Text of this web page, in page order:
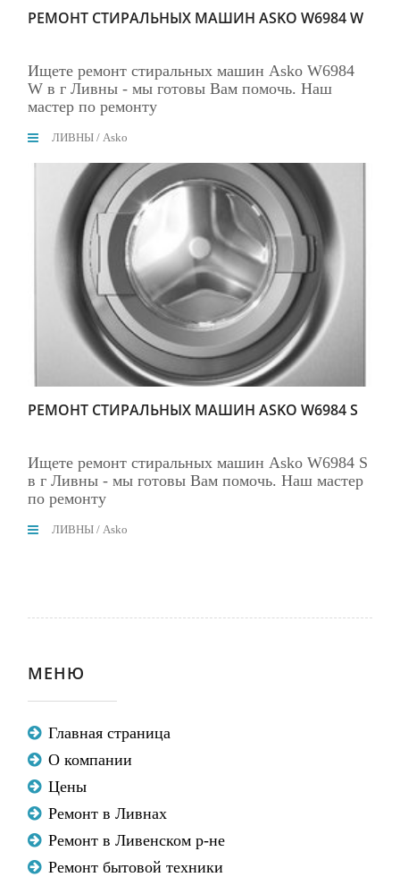
РЕМОНТ СТИРАЛЬНЫХ МАШИН ASKO W6984 W
Ищете ремонт стиральных машин Asko W6984
W в г Ливны - мы готовы Вам помочь. Наш
мастер по ремонту
ЛИВНЫ /Asko
РЕМОНТ СТИРАЛЬНЫХ МАШИН ASKO W6984 S
Ищете ремонт стиральных машин Asko W6984 S
в г Ливны - мы готовы Вам помочь. Наш мастер
по ремонту
ЛИВНЫ /Asko
МЕНЮ
Главная страница
О компании
Цены
Ремонт в Ливнах
Ремонт в Ливенском р-не
Ремонт бытовой техники